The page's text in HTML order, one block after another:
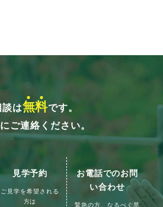
談は無料です。
ご連絡ください。
見学予約
ご見学を希望される
方は
お電話でのお問
い合わせ
緊急の方、なるべく早